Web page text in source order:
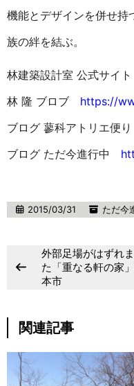
機能とデザインを併せ持
族の絆を結ぶ。
林建築設計室 公式サイ
林 隆 ブロブ https://
ブログ 蓼科アトリエ便
ブログ ただ今進行中
2015/03/31 ただ今
外部足場がはずれ
た「重なる軒の家
本市
関連記事